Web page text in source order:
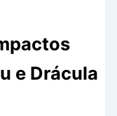
e Drácula